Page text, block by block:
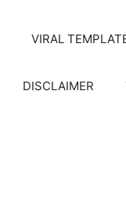
VIRAL
DISCLAIMER